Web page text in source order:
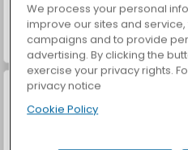
Car Parking City Duel
We process your personal
improve our sites and
campaigns and to provide
advertising. By clicking the
exercise your privacy rights.
privacy notice
Cookie Policy